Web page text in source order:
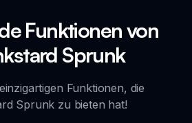
Funktionen von
Sprunk
Funktionen, die
Sprunk zu bieten hat!